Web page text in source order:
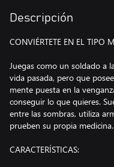
Descripción
CONVIÉRTETE EN EL TIPO
Juegas como un soldado a
vida pasada, pero que
mente puesta en la
conseguir lo que quieres.
entre las sombras, utiliza
prueben su propia medicina.
CARACTERÍSTICAS: